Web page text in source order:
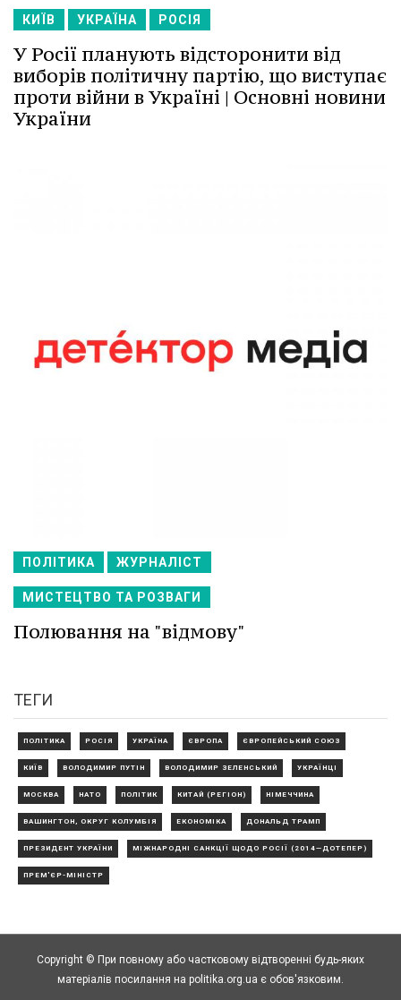
КИЇВ УКРАЇНА РОСІЯ
У Росії планують відсторонити від
виборів політичну партію, що виступає
проти війни в Україні | Основні новини
України
ПОЛІТИКА ЖУРНАЛІСТ
МИСТЕЦТВО ТА РОЗВАГИ
Полювання на "відмову"
ТЕГИ
ПОЛІТИКА РОСІЯ УКРАЇНА ЄВРОПА ЄВРОПЕЙСЬКИЙ СОЮЗ
КИЇВ ВОЛОДИМИР ПУТІН ВОЛОДИМИР ЗЕЛЕНСЬКИЙ УКРАЇНЦІ
МОСКВА НАТО ПОЛІТИК КИТАЙ (РЕГІОН) НІМЕЧЧИНА
ВАШИНГТОН, ОКРУГ КОЛУМБІЯ ЕКОНОМІКА ДОНАЛЬД ТРАМП
ПРЕЗИДЕНТ УКРАЇНИ МІЖНАРОДНІ САНКЦІЇ ЩОДО РОСІЇ (2014—ДОТЕПЕР)
ПРЕМ'ЄР-МІНІСТР
Copyright © При повному або частковому відтворенні будь-яких
матеріалів посилання на politika.org.ua є обов'язковим.